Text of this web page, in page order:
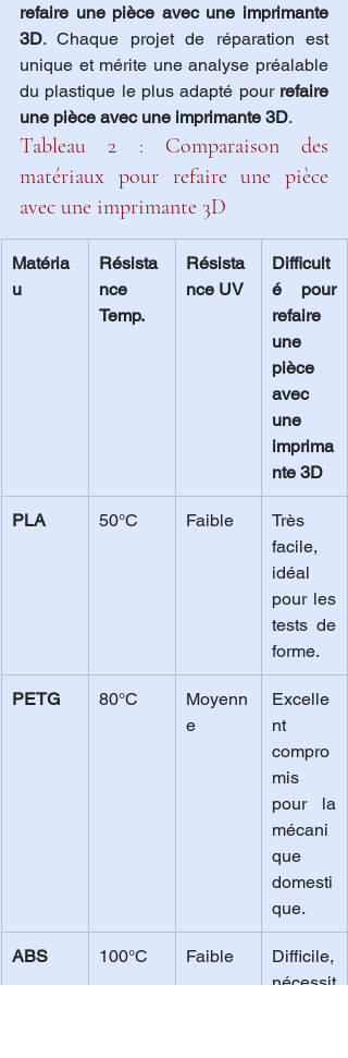
refaire une pièce avec une imprimante
3D. Chaque projet de réparation est
unique et mérite une analyse préalable
du plastique le plus adapté pour refaire
une pièce avec une imprimante 3D.
Tableau 2 : Comparaison des
matériaux pour refaire une pièce
avec une imprimante 3D
Matéria
u
Résista
nce
Temp.
Résista
nce UV
Difficult
é pour
refaire
une
pièce
avec
une
imprima
nte 3D
PLA 50°C Faible
Très
facile,
idéal
pour les
tests de
forme.
PETG 80°C
Moyenn
e
Excelle
nt
compro
mis
pour la
mécani
que
domesti
que.
ABS 100°C Faible
Difficile,
nécessit